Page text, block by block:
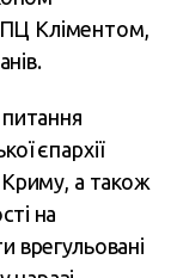
Кліментом,
питання
єпархії
Криму, а також
на
врегульовані